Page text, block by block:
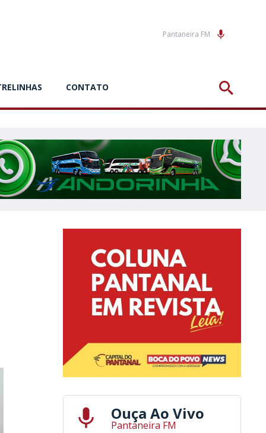
Pantaneira FM
CONTATO
Ouça Ao Vivo
Pantaneira FM